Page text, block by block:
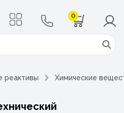
0
реактивы Химические